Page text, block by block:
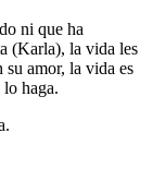
ni que ha
(Karla), la vida les
su amor, la vida es
haga.